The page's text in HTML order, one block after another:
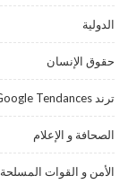
الدولية
حقوق الإنسان
ترند Trends Google Tendances
الصحافة و الإعلام
الأمن و القوات المسلحة